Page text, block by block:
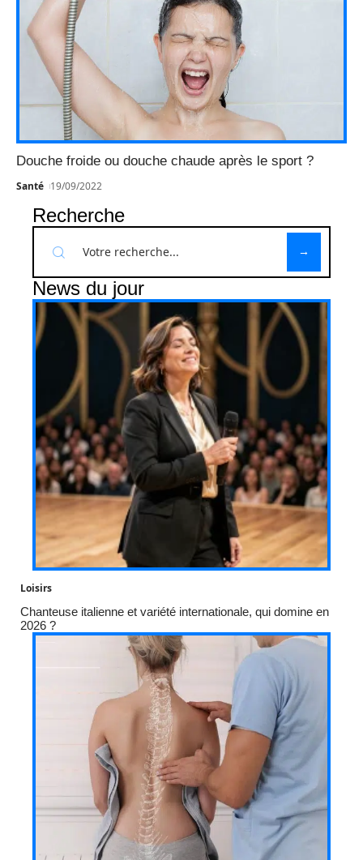
Douche froide ou douche chaude après le sport ?
Santé 19/09/2022
Recherche
News du jour
Loisirs
Chanteuse italienne et variété internationale, qui domine en
2026 ?